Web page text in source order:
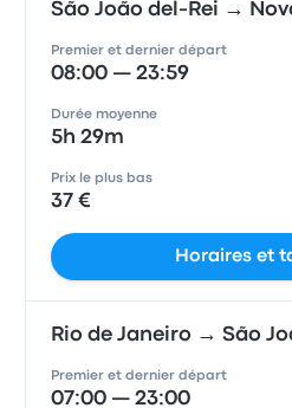
São João del-Rei →
Premier et dernier départ
08:00 — 23:59
Durée moyenne
5h 29m
Prix le plus bas
37 €
Horaires et
Rio de Janeiro → São
Premier et dernier départ
07:00 — 23:00